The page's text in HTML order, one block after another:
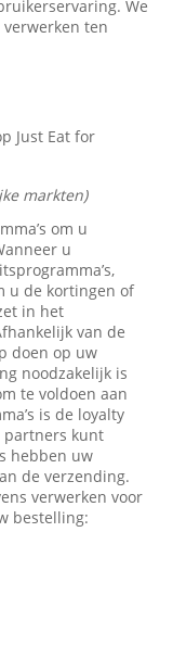
We
ten
Just Eat for
markten)
om u
u
u de kortingen of
in het
van de
doen op uw
noodzakelijk is
te voldoen aan
is de loyalty
partners kunt
hebben uw
de verzending.
verwerken voor
bestelling: